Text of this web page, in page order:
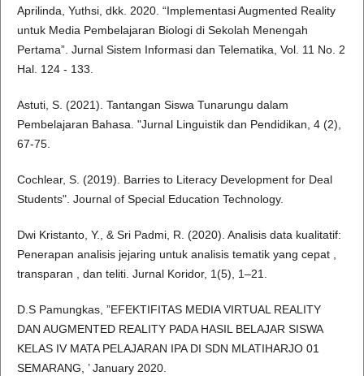
Aprilinda, Yuthsi, dkk. 2020. “Implementasi Augmented Reality
untuk Media Pembelajaran Biologi di Sekolah Menengah
Pertama”. Jurnal Sistem Informasi dan Telematika, Vol. 11 No. 2
Hal. 124 - 133.
Astuti, S. (2021). Tantangan Siswa Tunarungu dalam
Pembelajaran Bahasa. "Jurnal Linguistik dan Pendidikan, 4 (2),
67-75.
Cochlear, S. (2019). Barries to Literacy Development for Deal
Students". Journal of Special Education Technology.
Dwi Kristanto, Y., & Sri Padmi, R. (2020). Analisis data kualitatif:
Penerapan analisis jejaring untuk analisis tematik yang cepat ,
transparan , dan teliti. Jurnal Koridor, 1(5), 1–21.
D.S Pamungkas, ”EFEKTIFITAS MEDIA VIRTUAL REALITY
DAN AUGMENTED REALITY PADA HASIL BELAJAR SISWA
KELAS IV MATA PELAJARAN IPA DI SDN MLATIHARJO 01
SEMARANG, ’ January 2020.